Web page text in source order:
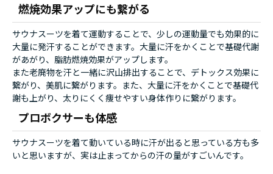
燃焼効果アップにも繋がる
サウナスーツを着て運動することで、少しの運動量でも効果的に
大量に発汗することができます。大量に汗をかくことで基礎代謝
があがり、脂肪燃焼効果がアップします。
また老廃物を汗と一緒に沢山排出することで、デトックス効果に
繋がり、美肌に繋がります。また、大量に汗をかくことで基礎代
謝も上がり、太りにくく痩せやすい身体作りに繋がります。
プロボクサーも体感
サウナスーツを着て動いている時に汗が出ると思っている方も多
いと思いますが、実は止まってからの汗の量がすごいんです。